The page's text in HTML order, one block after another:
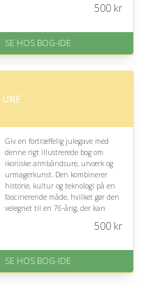
Danmarkshistorie, kunst eller
kræver interesse og tålmodighed.
På lager
Levering: 1-3 hverdage -
Fremragende Trustpilot rating
500kr
SE HOS BOG-IDE
URE
Giv en fortræffelig julegave med
denne rigt illustrerede bog om
ikoniske armbåndsure, urværk og
urmagerkunst. Den kombinerer
historie, kultur og teknologi på en
fascinerende måde, hvilket gør den
velegnet til en 76-årig, der kan
På lager
Levering: 1-3 hverdage -
500kr
SE HOS BOG-IDE